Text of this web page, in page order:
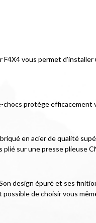
F4X4 vous permet
chocs protège
en acier de qualité
plié sur une presse plieuse
design épuré et ses
de choisir vous